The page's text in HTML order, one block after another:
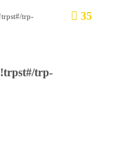
trp-
35